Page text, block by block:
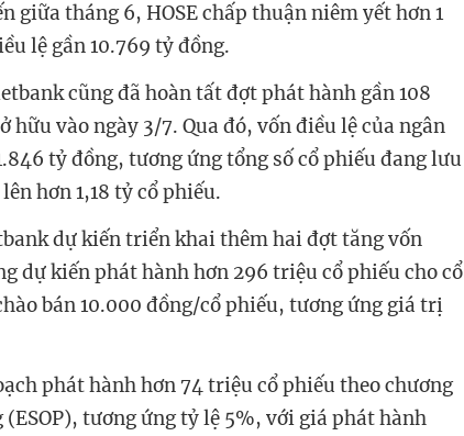
giữa tháng 6, HOSE chấp thuận niêm yết hơn 1
lệ gần 10.769 tỷ đồng.
cũng đã hoàn tất đợt phát hành gần 108
vào ngày 3/7. Qua đó, vốn điều lệ của ngân
tỷ đồng, tương ứng tổng số cổ phiếu đang lưu
hơn 1,18 tỷ cổ phiếu.
dự kiến triển khai thêm hai đợt tăng vốn
dự kiến phát hành hơn 296 triệu cổ phiếu cho cổ
bán 10.000 đồng/cổ phiếu, tương ứng giá trị
phát hành hơn 74 triệu cổ phiếu theo chương
tương ứng tỷ lệ 5%, với giá phát hành